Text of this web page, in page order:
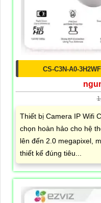
CS-C3N-A0-
Thiết bị Camera IP Wifi
chọn hoàn hảo cho hệ
lên đến 2.0 megapixel,
thiết kế đúng tiêu...